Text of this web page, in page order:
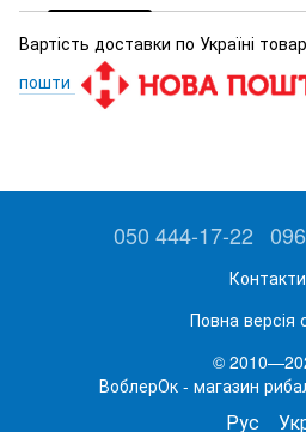
Вартість доставки по Україні
пошти
050 444-17-22
Контакти
Повна версія
©
ВоблерОк - магазин
Рус